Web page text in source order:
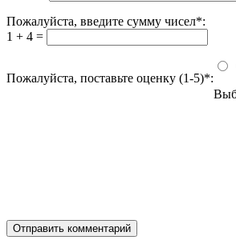
Пожалуйста, введите сумму чисел*:
1 + 4 =
Пожалуйста, поставьте оценку (1-5)*: